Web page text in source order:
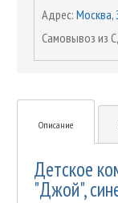
Адрес: Москва,
Самовывоз из
Описание
Детское
"Джой",